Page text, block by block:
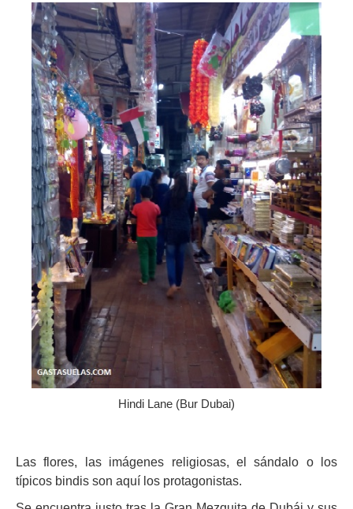
Hindi Lane (Bur Dubai)
Las flores, las imágenes religiosas, el sándalo o los
típicos bindis son aquí los protagonistas.